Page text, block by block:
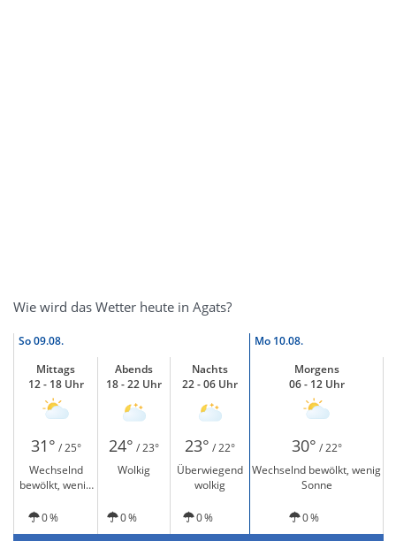
Wie wird das Wetter heute in Agats?
So09.08. Mo 10.08.
Mittags
12 - 18 Uhr
Abends
18 - 22 Uhr
Nachts
22 - 06 Uhr
Morgens
06 - 12 Uhr
31° / 25° 24° / 23° 23° / 22° 30° / 22°
Wechselnd
bewölkt, wenig
Wolkig
Überwiegend
wolkig
Wechselnd bewölkt, wenig
Sonne
0 % 0 % 0 % 0 %